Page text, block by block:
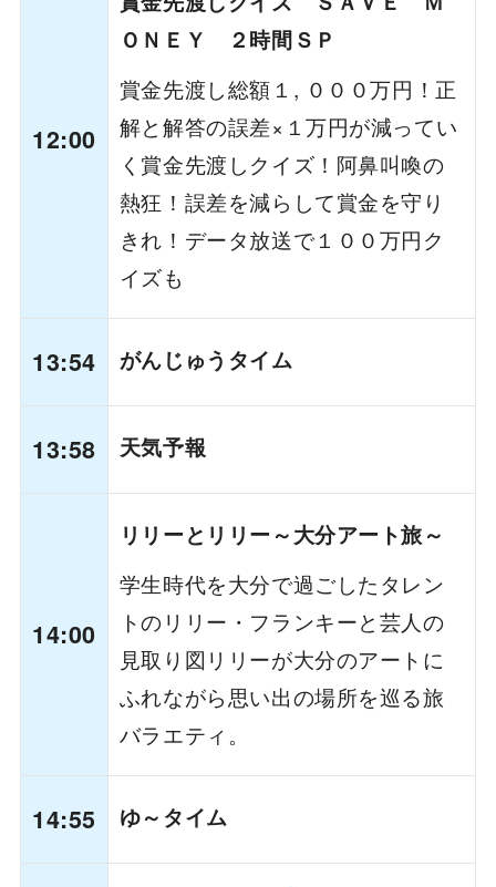
12:00
ＯＮＥＹ ２時間ＳＰ
賞金先渡し総額１, ０００万円！正
解と解答の誤差×１万円が減ってい
く賞金先渡しクイズ！阿鼻叫喚の
熱狂！誤差を減らして賞金を守り
きれ！データ放送で１００万円ク
イズも
13:54 がんじゅうタイム
13:58 天気予報
14:00
リリーとリリー～大分アート旅～
学生時代を大分で過ごしたタレン
トのリリー・フランキーと芸人の
見取り図リリーが大分のアートに
ふれながら思い出の場所を巡る旅
バラエティ。
14:55 ゆ～タイム